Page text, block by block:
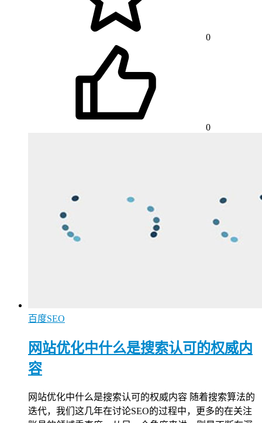
0
0
百度SEO
网站优化中什么是搜索认可的权威内
容
网站优化中什么是搜索认可的权威内容 随着搜索算法的
迭代，我们这几年在讨论SEO的过程中，更多的在关注